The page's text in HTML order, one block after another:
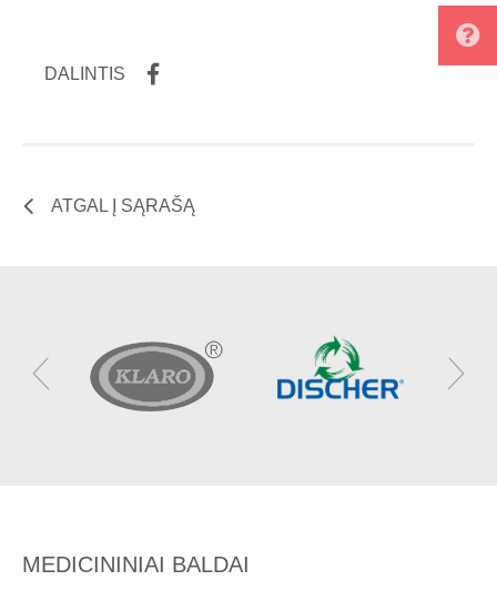
DALINTIS
ATGAL Į SĄRAŠĄ
MEDICININIAI BALDAI